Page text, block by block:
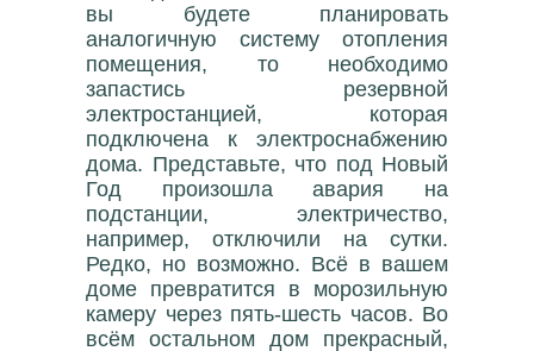
вы будете планировать
аналогичную систему отопления
помещения, то необходимо
запастись резервной
электростанцией, которая
подключена к электроснабжению
дома. Представьте, что под Новый
Год произошла авария на
подстанции, электричество,
например, отключили на сутки.
Редко, но возможно. Всё в вашем
доме превратится в морозильную
камеру через пять-шесть часов. Во
всём остальном дом прекрасный,